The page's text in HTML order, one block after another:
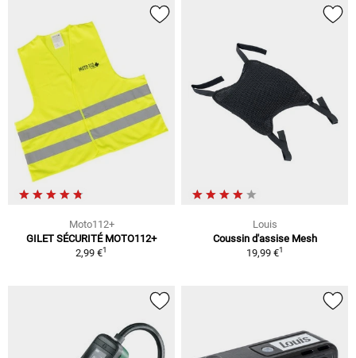
Moto112+
GILET SÉCURITÉ MOTO112+
2,99 €1
Louis
Coussin d'assise Mesh
19,99 €1